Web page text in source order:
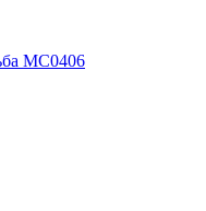
MC0406